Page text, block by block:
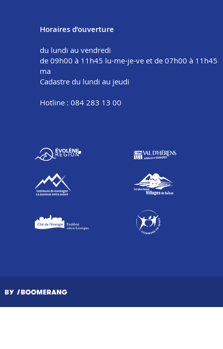
Horaires d’ouverture
du lundi au vendredi
de 09h00 à 11h45 lu-me-je-ve et de 07h00 à 11h45
ma
Cadastre du lundi au jeudi
Hotline : 084 283 13 00